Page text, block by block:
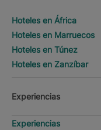
Hoteles en África
Hoteles en Marruecos
Hoteles en Túnez
Hoteles en Zanzíbar
Experiencias
Experiencias